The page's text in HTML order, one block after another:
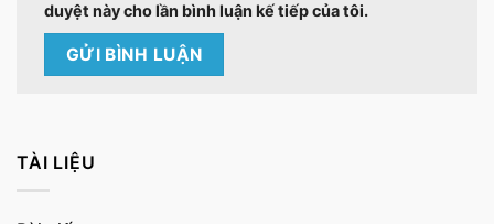
TÀI LIỆU
duyệt này cho lần bình luận kế tiếp của tôi.